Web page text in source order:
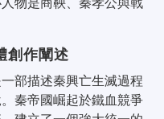
物是商鞅、秦孝公與戰
創作闡述
一部描述秦興亡生滅過程
秦帝國崛起於鐵血競爭